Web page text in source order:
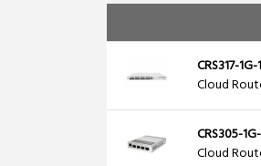
CRS317-
Cloud
CRS305-
Cloud